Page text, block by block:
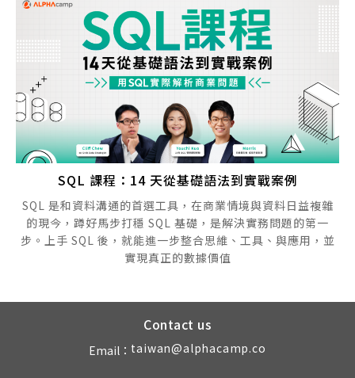
SQL 課程：14 天從基礎語法到實戰案例
SQL 是和資料溝通的首選工具，在商業情境與資料日益複雜
的現今，蹲好馬步打穩 SQL 基礎，是解決實務問題的第一
步。上手 SQL 後，就能進一步整合思維、工具、與應用，並
實現真正的數據價值
Contact us
Email： taiwan@alphacamp.co